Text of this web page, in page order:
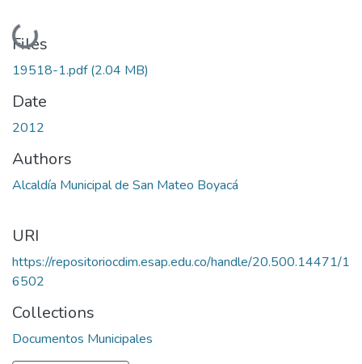
Loading...
Files
19518-1.pdf(2.04 MB)
Date
2012
Authors
Alcaldía Municipal de San Mateo Boyacá
URI
https://repositoriocdim.esap.edu.co/handle/20.500.14471/1
6502
Collections
Documentos Municipales